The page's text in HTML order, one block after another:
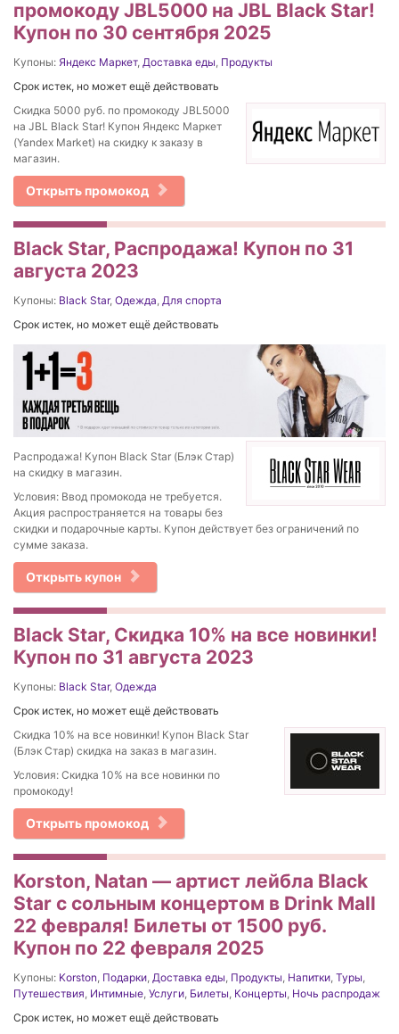
промокоду JBL5000 на JBL Black Star!
Купон по 30 сентября 2025
Купоны: Яндекс Маркет, Доставка еды, Продукты
Срок истек, но может ещё действовать
Скидка 5000 руб. по промокоду JBL5000
на JBL Black Star! Купон Яндекс Маркет
(Yandex Market) на скидку к заказу в
магазин.
Открыть промокод
Black Star, Распродажа! Купон по 31
августа 2023
Купоны: Black Star, Одежда, Для спорта
Срок истек, но может ещё действовать
Распродажа! Купон Black Star (Блэк Стар)
на скидку в магазин.
Условия: Ввод промокода не требуется.
Акция распространяется на товары без
скидки и подарочные карты. Купон действует без ограничений по
сумме заказа.
Открыть купон
Black Star, Скидка 10% на все новинки!
Купон по 31 августа 2023
Купоны: Black Star, Одежда
Срок истек, но может ещё действовать
Скидка 10% на все новинки! Купон Black Star
(Блэк Стар) скидка на заказ в магазин.
Условия: Скидка 10% на все новинки по
промокоду!
Открыть промокод
Korston, Natan — артист лейбла Black
Star с сольным концертом в Drink Mall
22 февраля! Билеты от 1500 руб.
Купон по 22 февраля 2025
Купоны: Korston, Подарки, Доставка еды, Продукты, Напитки, Туры,
Путешествия, Интимные, Услуги, Билеты, Концерты, Ночь распродаж
Срок истек, но может ещё действовать